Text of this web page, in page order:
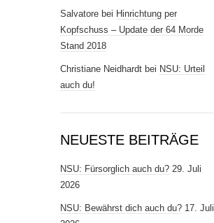
Salvatore bei Hinrichtung per
Kopfschuss – Update der 64 Morde
Stand 2018
Christiane Neidhardt bei NSU: Urteil
auch du!
NEUESTE BEITRÄGE
NSU: Fürsorglich auch du? 29. Juli
2026
NSU: Bewährst dich auch du? 17. Juli